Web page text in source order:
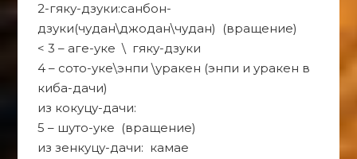
2-гяку-дзуки:санбон-
дзуки(чудан\джодан\чудан) (вращение)
< 3 – аге-уке \ гяку-дзуки
4 – сото-уке\энпи \уракен (энпи и уракен в
киба-дачи)
из кокуцу-дачи:
5 – шуто-уке (вращение)
из зенкуцу-дачи: камае